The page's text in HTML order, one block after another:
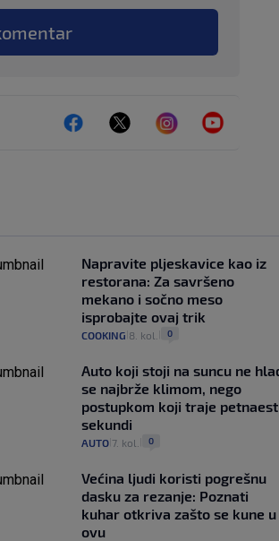
Napravite pljeskavice kao iz
restorana: Za savršeno
mekano i sočno meso
isprobajte ovaj trik
COOKING 8. kol. 0
Auto koji stoji na suncu ne
se najbrže klimom, nego
postupkom koji traje petnaest
sekundi
AUTO| 7. kol. 0
Većina ljudi koristi pogrešnu
dasku za rezanje: Poznati
kuhar otkriva zašto se kune u
ovu